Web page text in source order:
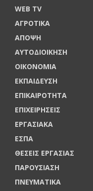
WEB TV
ΑΓΡΟΤΙΚΑ
ΑΠΟΨΗ
ΑΥΤΟΔΙΟΙΚΗΣΗ
ΟΙΚΟΝΟΜΙΑ
ΕΚΠΑΙΔΕΥΣΗ
ΕΠΙΚΑΙΡΟΤΗΤΑ
ΕΠΙΧΕΙΡΗΣΕΙΣ
ΕΡΓΑΣΙΑΚΑ
ΕΣΠΑ
ΘΕΣΕΙΣ ΕΡΓΑΣΙΑΣ
ΠΑΡΟΥΣΙΑΣΗ
ΠΝΕΥΜΑΤΙΚΑ